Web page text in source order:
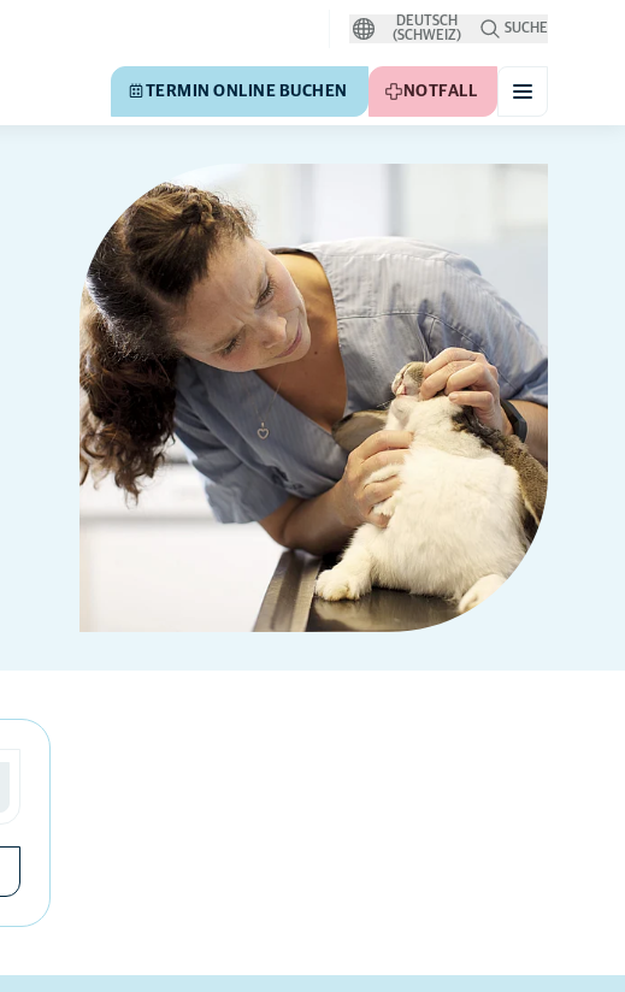
DEUTSCH
(SCHWEIZ)
SUCHE
TERMIN ONLINE BUCHEN NOTFALL